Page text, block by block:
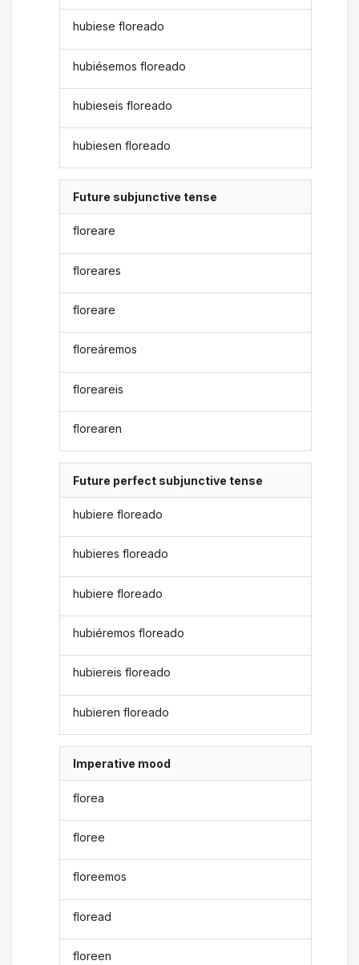
hubiese floreado
hubiésemos floreado
hubieseis floreado
hubiesen floreado
Future subjunctive tense
floreare
floreares
floreare
floreáremos
floreareis
florearen
Future perfect subjunctive tense
hubiere floreado
hubieres floreado
hubiere floreado
hubiéremos floreado
hubiereis floreado
hubieren floreado
Imperative mood
florea
floree
floreemos
floread
floreen